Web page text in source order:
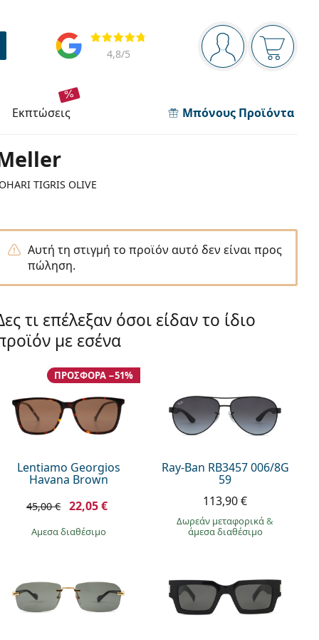
Πίνακας πλοήγησης
Είστε
Το
Αξιολογήσεις
4,8/5
εκπτώσεις Μπόνους Προϊόντα
TIGRIS OLIVE
Αυτή τη στιγμή το προϊόν αυτό δεν είναι προς
πώληση.
τι επέλεξαν όσοι είδαν το ίδιο
με εσένα
Lentiamo Georgios
Havana Brown
ΠΡΟΣΦΟΡΆ −51%
45,00 € 22,05 €
άμεσα διαθέσιμο
Ray-Ban RB3457 006/8G
59
113,90 €
Δωρεάν μεταφορικά&
άμεσα διαθέσιμο